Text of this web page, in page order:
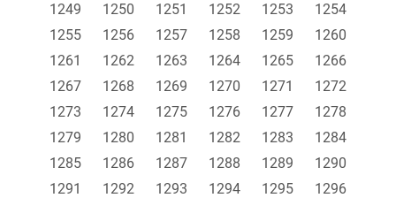
1249
1250 1251 1252 1253
1254
1255
1256 1257 1258 1259
1260
1261
1262 1263 1264 1265
1266
1267
1268 1269 1270 1271
1272
1273
1274 1275 1276 1277
1278
1279
1280 1281 1282 1283
1284
1285
1286 1287 1288 1289
1290
1291
1292 1293 1294 1295
1296